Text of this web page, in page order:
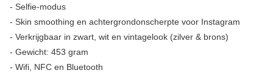
- Selfie-modus
- Skin smoothing en achtergrondonscherpte voor Instagram
- Verkrijgbaar in zwart, wit en vintagelook (zilver & brons)
- Gewicht: 453 gram
- Wifi, NFC en Bluetooth